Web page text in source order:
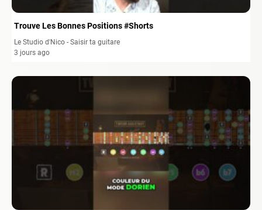
Trouve Les Bonnes Positions #Shorts
Le Studio d'Nico - Saisir ta guitare
3 jours ago